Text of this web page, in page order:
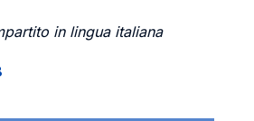
in lingua italiana